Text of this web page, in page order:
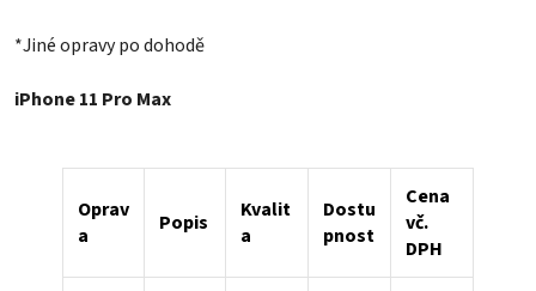
*Jiné opravy po dohodě
iPhone 11 Pro Max
Oprav
a
Popis
Kvalit
a
Dostu
pnost
Cena
vč.
DPH